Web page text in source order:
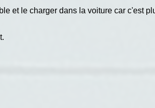
et le charger dans la voiture car c'est